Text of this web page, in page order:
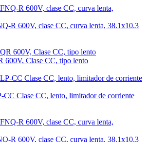
R 600V, clase CC, curva lenta, 38.1x10.3
600V, Clase CC, tipo lento
CC Clase CC, lento, limitador de corriente
R 600V, clase CC, curva lenta, 38.1x10.3